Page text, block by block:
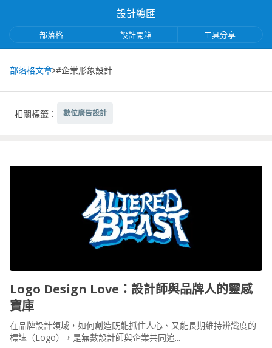
設計總匯
部落格 設計開箱 工具分享
部落格文章 #企業形象設計
相關標籤： 數位廣告設計
Logo Design Love：設計師與品牌人的靈感
寶庫
在品牌設計領域，如何創造既能抓住人心、又能長期維持辨識度的
標誌（Logo），是無數設計師與企業共同追...